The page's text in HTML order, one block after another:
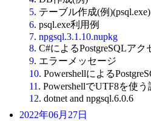
5. テーブル作成(例)(psql.exe)
6. psql.exe利用例
7. npgsql.3.1.10.nupkg
8. C#によるPostgreSQLアク
9. エラーメッセージ
10. Powershellによる
11 . PowershellでUTF8を使う
12. dotnet and npgsql.6.0.6
2022年06月27日